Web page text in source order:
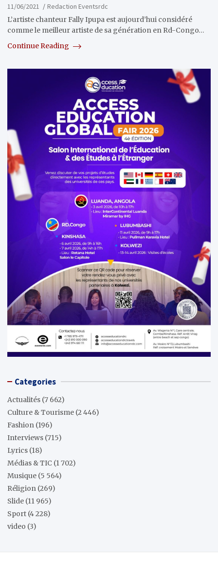
11/06/2021
Redaction Eventsrdc
L’artiste chanteur Fally Ipupa est aujourd’hui considéré
comme le meilleur artiste de sa génération en Rd-Congo…
Continue Reading
Categories
Actualités (7 662)
Culture & Tourisme (2 446)
Fashion (196)
Interviews (715)
Lyrics (18)
Médias & TIC (1 702)
Musique (5 564)
Réligion (269)
Slide (11 965)
Sport (4 228)
video (3)